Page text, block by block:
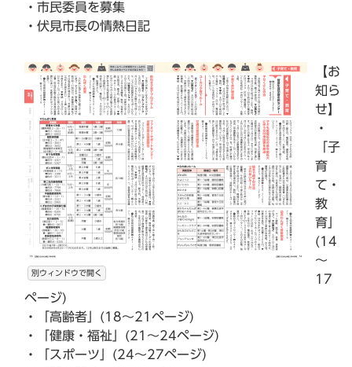
・市民委員を募集
・伏見市長の情熱日記
別ウィンドウで開く
【お
知ら
せ】
・
「子
育
て・
教
育」
(14
～
17
ページ)
・「高齢者」(18～21ページ)
・「健康・福祉」(21～24ページ)
・「スポーツ」(24～27ページ)